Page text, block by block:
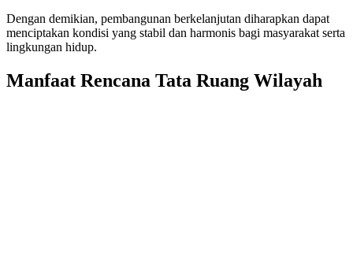
Dengan demikian, pembangunan berkelanjutan diharapkan dapat
menciptakan kondisi yang stabil dan harmonis bagi masyarakat serta
lingkungan hidup.
Manfaat Rencana Tata Ruang Wilayah